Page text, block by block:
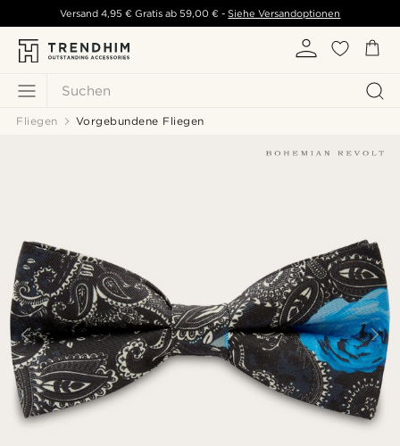
Suchen
Versand 4,95 € Gratis ab 59,00 € - Siehe Versandoptionen
Fliegen Vorgebundene Fliegen